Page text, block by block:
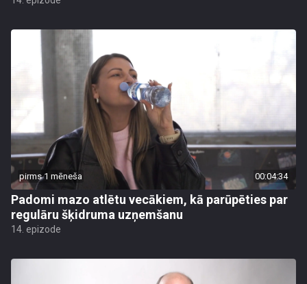
pirms 1 mēneša 00:04:34
Padomi mazo atlētu vecākiem, kā parūpēties par
regulāru šķidruma uzņemšanu
14. epizode